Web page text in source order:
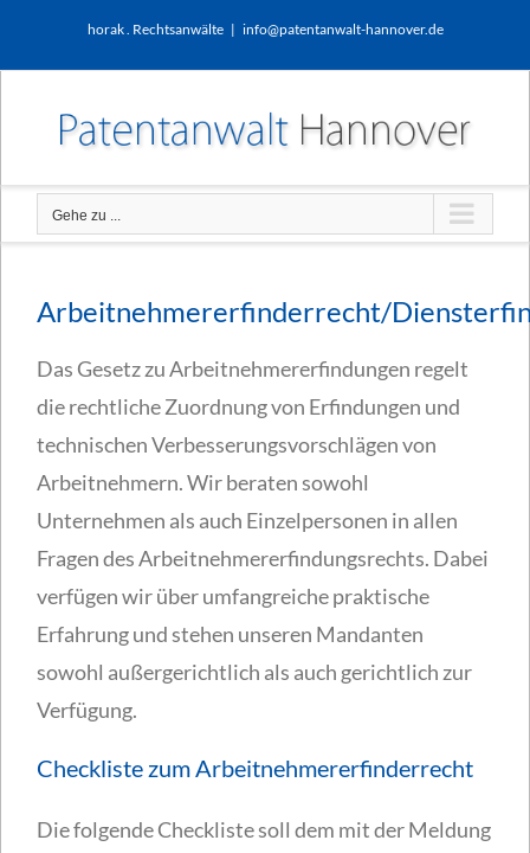
horak . Rechtsanwälte | info@patentanwalt-hannover.de
Gehe zu ...
Arbeitnehmererfinderrecht/
Das Gesetz zu Arbeitnehmererfindungen regelt
die rechtliche Zuordnung von Erfindungen und
technischen Verbesserungsvorschlägen von
Arbeitnehmern. Wir beraten sowohl
Unternehmen als auch Einzelpersonen in allen
Fragen des Arbeitnehmererfindungsrechts. Dabei
verfügen wir über umfangreiche praktische
Erfahrung und stehen unseren Mandanten
sowohl außergerichtlich als auch gerichtlich zur
Verfügung.
Checkliste zum Arbeitnehmererfinderrecht
Die folgende Checkliste soll dem mit der Meldung